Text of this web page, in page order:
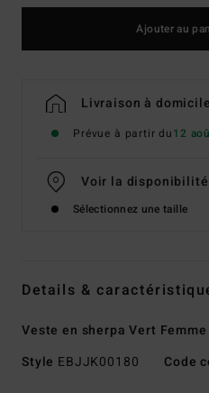
Ajouter au
Livraison à
Prévue à partir du12
Voir la
Sélectionnez une taille
Details &
Veste en sherpa Vert Femme
Style EBJJK00180 Code